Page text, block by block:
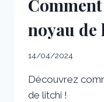
noyau
14/04/2024
Découvrez
de litchi !